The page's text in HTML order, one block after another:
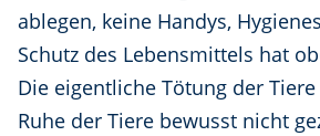
ablegen, keine Handys,
Schutz des Lebensmittels hat
Die eigentliche Tötung der
Ruhe der Tiere bewusst nicht